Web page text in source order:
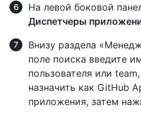
На левой боковой
Диспетчеры
Внизу раздела
поле поиска введите
пользователя или
назначить как GitHub
приложения, затем